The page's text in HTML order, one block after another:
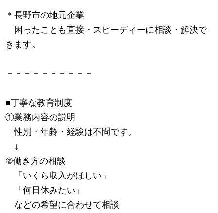
＊長野市の地元企業
困ったことも直接・スピーディーに相談・解決で
きます。
－－－－－－－－－－
■丁寧な教育制度
①業務内容の説明
性別・年齢・経験は不問です。
↓
②働き方の相談
「いくら収入がほしい」
「何日休みたい」
などの希望に合わせて相談